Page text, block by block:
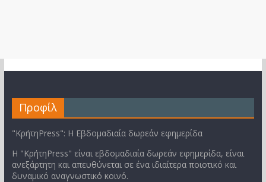
Προφίλ
"ΚρήτηPress": Η Εβδομαδιαία δωρεάν εφημερίδα
Η "ΚρήτηPress" είναι εβδομαδιαία δωρεάν εφημερίδα, είναι
ανεξάρτητη και απευθύνεται σε ένα ιδιαίτερα ποιοτικό και
δυναμικό αναγνωστικό κοινό.